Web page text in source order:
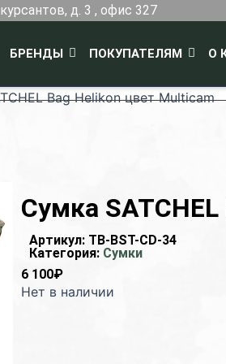
д. 3 , офис 327
БРЕНДЫ ПОКУПАТЕЛЯМ О
Bag Helikon цвет Multicam
Сумка
Артикул: TB-BST-CD-34
Категория: Сумки
6 100₽
Нет в наличии